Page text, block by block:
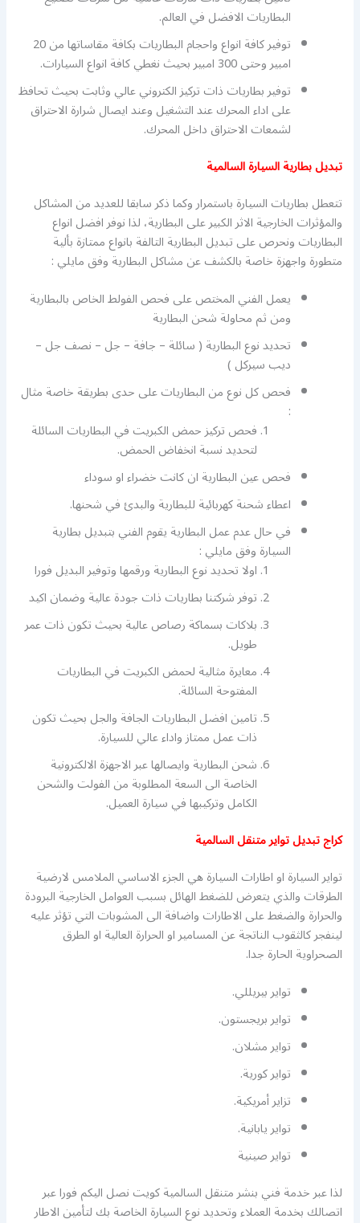
البطاريات الافضل في العالم.
توفير كافة انواع واحجام البطاريات بكافة مقاساتها من 20
امبير وحتى 300 امبير بحيث نغطي كافة انواع السيارات.
توفير بطاريات ذات تركيز الكتروني عالي وثابت بحيث تحافظ
على اداء المحرك عند التشغيل وعند ايصال شرارة الاحتراق
لشمعات الاحتراق داخل المحرك.
تبديل بطارية السيارة السالمية
تتعطل بطاريات السيارة باستمرار وكما ذكر سابقا للعديد من المشاكل
والمؤثرات الخارجية الاثر الكبير على البطارية، لذا نوفر افضل انواع
البطاريات ونحرص على تبديل البطارية التالفة بانواع ممتازة بألية
متطورة واجهزة خاصة بالكشف عن مشاكل البطارية وفق مايلي :
يعمل الفني المختص على فحص الفولط الخاص بالبطارية
ومن ثم محاولة شحن البطارية
تحديد نوع البطارية ( سائلة – جافة – جل – نصف جل –
ديب سيركل )
فحص كل نوع من البطاريات على حدى بطريقة خاصة مثال
:
فحص تركيز حمض الكبريت في البطاريات السائلة
لتحديد نسبة انخفاض الحمض.
فحص عين البطارية ان كانت خضراء او سوداء
اعطاء شحنة كهربائية للبطارية والبدئ في شحنها.
في حال عدم عمل البطارية يقوم الفني بتبديل بطارية
السيارة وفق مايلي :
اولا تحديد نوع البطارية ورقمها وتوفير البديل فورا
توفر شركتنا بطاريات ذات جودة عالية وضمان اكيد
بلاكات بسماكة رصاص عالية بحيث تكون ذات عمر
طويل.
معايرة مثالية لحمض الكبريت في البطاريات
المفتوحة السائلة.
تامين افضل البطاريات الجافة والجل بحيث تكون
ذات عمل ممتاز واداء عالي للسيارة.
شحن البطارية وايصالها عبر الاجهزة الالكترونية
الخاصة الى السعة المطلوبة من الفولت والشحن
الكامل وتركيبها في سيارة العميل.
كراج تبديل تواير متنقل السالمية
تواير السيارة او اطارات السيارة هي الجزء الاساسي الملامس لارضية
الطرقات والذي يتعرض للضغط الهائل بسبب العوامل الخارجية البرودة
والحرارة والضغط على الاطارات واضافة الى المشوبات التي تؤثر عليه
لينفجر كالثقوب الناتجة عن المسامير او الحرارة العالية او الطرق
الصحراوية الحارة جدا.
تواير بيريللي.
تواير بريجستون.
تواير مشلان.
تواير كورية.
تزاير أمريكية.
تواير يابانية.
تواير صينية
لذا عبر خدمة فني بنشر متنقل السالمية كويت نصل اليكم فورا عبر
اتصالك بخدمة العملاء وتحديد نوع السيارة الخاصة بك لتأمين الاطار